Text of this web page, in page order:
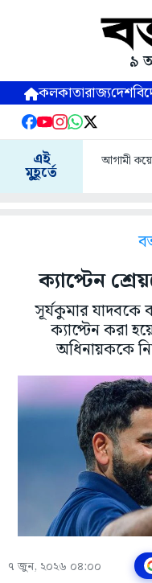
৯
কলকাতারাজ্যদেশ
এই
মুহূর্তে
আগামী
ক্যাপ্টেন
সূর্যকুমার যাদবকে
ক্যাপ্টেন করা
অধিনায়ককে
৭ জুন, ২০২৬ ০৪:০০